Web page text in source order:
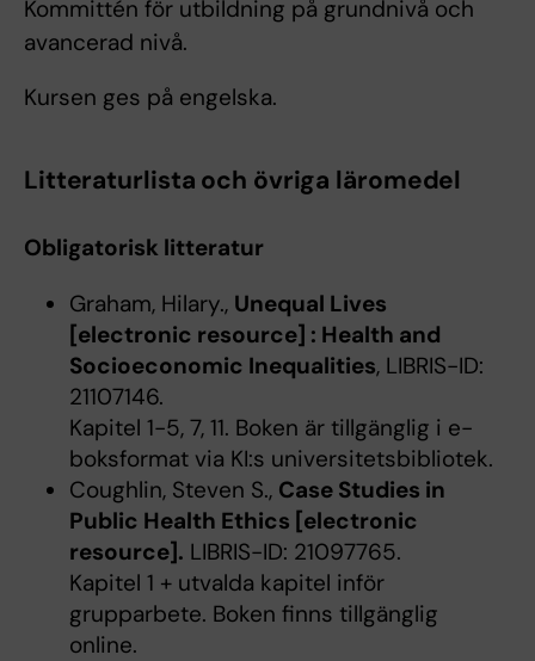
Kommittén för utbildning på grundnivå och
avancerad nivå.
Kursen ges på engelska.
Litteraturlista och övriga läromedel
Obligatorisk litteratur
Graham, Hilary., Unequal Lives
[electronic resource] : Health and
Socioeconomic Inequalities, LIBRIS-ID:
21107146.
Kapitel 1-5, 7, 11. Boken är tillgänglig i e-
boksformat via KI:s universitetsbibliotek.
Coughlin, Steven S., Case Studies in
Public Health Ethics [electronic
resource]. LIBRIS-ID: 21097765.
Kapitel 1 + utvalda kapitel inför
grupparbete. Boken finns tillgänglig
online.